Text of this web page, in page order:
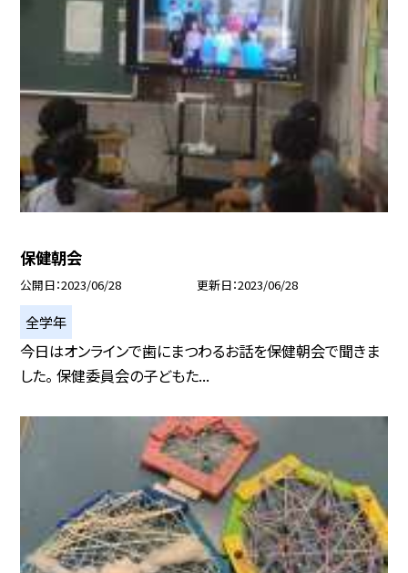
保健朝会
公開日 2023/06/28 更新日 2023/06/28
全学年
今日はオンラインで歯にまつわるお話を保健朝会で聞きま
した。 保健委員会の子どもた...